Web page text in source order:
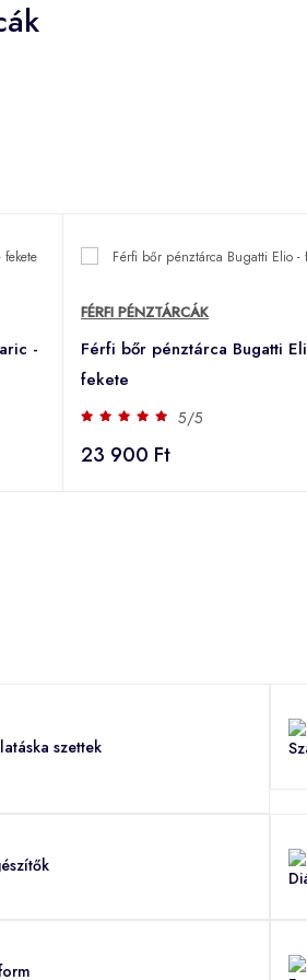
-
FÉRFI PÉNZTÁRCÁK
Férfi bőr pénztárca Bugatti
fekete
5/5
23 900 Ft
szettek